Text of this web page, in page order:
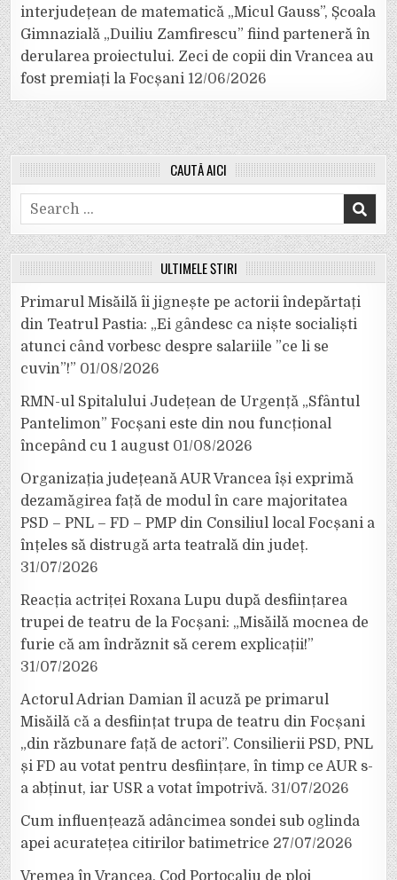
interjudețean de matematică „Micul Gauss”, Școala
Gimnazială „Duiliu Zamfirescu” fiind parteneră în
derularea proiectului. Zeci de copii din Vrancea au
fost premiați la Focșani 12/06/2026
CAUTĂ AICI
Search
for:
ULTIMELE ȘTIRI
Primarul Misăilă îi jignește pe actorii îndepărtați
din Teatrul Pastia: „Ei gândesc ca niște socialiști
atunci când vorbesc despre salariile ”ce li se
cuvin”!” 01/08/2026
RMN-ul Spitalului Județean de Urgență „Sfântul
Pantelimon” Focșani este din nou funcțional
începând cu 1 august 01/08/2026
Organizația județeană AUR Vrancea își exprimă
dezamăgirea față de modul în care majoritatea
PSD – PNL – FD – PMP din Consiliul local Focșani a
înțeles să distrugă arta teatrală din județ.
31/07/2026
Reacția actriței Roxana Lupu după desființarea
trupei de teatru de la Focșani: „Misăilă mocnea de
furie că am îndrăznit să cerem explicații!”
31/07/2026
Actorul Adrian Damian îl acuză pe primarul
Misăilă că a desființat trupa de teatru din Focșani
„din răzbunare față de actori”. Consilierii PSD, PNL
și FD au votat pentru desființare, în timp ce AUR s-
a abținut, iar USR a votat împotrivă. 31/07/2026
Cum influențează adâncimea sondei sub oglinda
apei acuratețea citirilor batimetrice 27/07/2026